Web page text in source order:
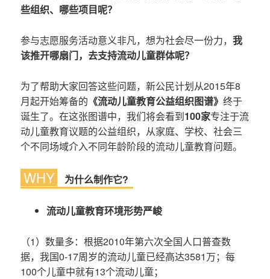
些组织、哪些项目呢？
参与志愿服务活动意义非凡，想为社会尽一份力，我
该推开哪扇门，去支持流动儿童群体呢？
为了帮助大家回答这些问题，新公民计划从2015年8
月起开始筹备的 《流动儿童教育公益组织图谱》终于
诞生了。在这张图谱中，我们将会看到100家专注于流
动儿童教育议题的公益组织，从家庭、学校、社会三
个不同场域介入不同年龄阶段的流动儿童教育问题。
WHY 为什么制作它?
流动儿童教育环境形势严峻
（1）数量多：根据2010年第六次全国人口普查数
据，我国0-17周岁的流动儿童已经高达3581万；每
100个儿童中就有13个流动儿童；